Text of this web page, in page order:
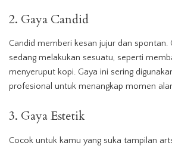
2. Gaya Candid
Candid memberi kesan jujur dan spontan.
sedang melakukan sesuatu, seperti
menyeruput kopi. Gaya ini sering
profesional untuk menangkap momen
3. Gaya Estetik
Cocok untuk kamu yang suka tampilan